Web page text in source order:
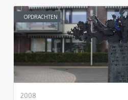
OPDRACHTEN
2008